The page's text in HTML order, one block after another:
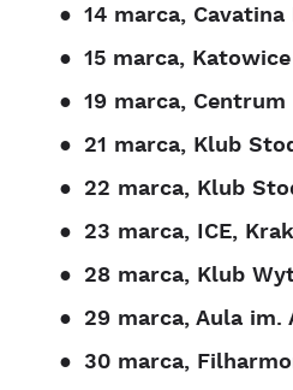
● 14 marca,
● 15 marca,
● 19 marca,
● 21 marca, Klub
● 22 marca, Klub
● 23 marca, ICE,
● 28 marca, Klub
● 29 marca, Aula im.
● 30 marca,